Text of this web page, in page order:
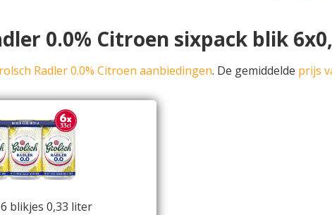
0.0% Citroen sixpack blik
Radler 0.0% Citroen aanbiedingen. De gemiddelde prijs
blikjes 0,33 liter